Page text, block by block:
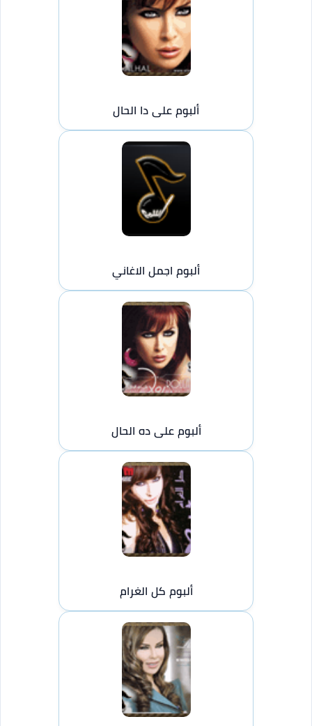
ألبوم على دا الحال
ألبوم اجمل الاغاني
ألبوم على ده الحال
ألبوم كل الغرام